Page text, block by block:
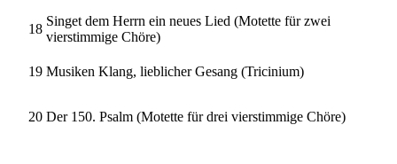
18
Singet dem Herrn ein neues Lied (Motette für zwei
vierstimmige Chöre)
19 Musiken Klang, lieblicher Gesang (Tricinium)
20 Der 150. Psalm (Motette für drei vierstimmige Chöre)